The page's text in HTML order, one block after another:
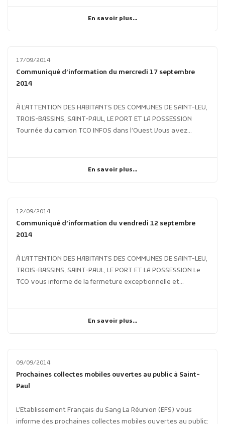
En savoir plus...
17/09/2014
Communiqué d’information du mercredi 17 septembre
2014
À L’ATTENTION DES HABITANTS DES COMMUNES DE SAINT-LEU,
TROIS-BASSINS, SAINT-PAUL, LE PORT ET LA POSSESSION
Tournée du camion TCO INFOS dans l’Ouest Vous avez...
En savoir plus...
12/09/2014
Communiqué d’information du vendredi 12 septembre
2014
À L’ATTENTION DES HABITANTS DES COMMUNES DE SAINT-LEU,
TROIS-BASSINS, SAINT-PAUL, LE PORT ET LA POSSESSION Le
TCO vous informe de la fermeture exceptionnelle et...
En savoir plus...
09/09/2014
Prochaines collectes mobiles ouvertes au public à Saint-
Paul
L’Etablissement Français du Sang La Réunion (EFS) vous
informe des prochaines collectes mobiles ouvertes au public: